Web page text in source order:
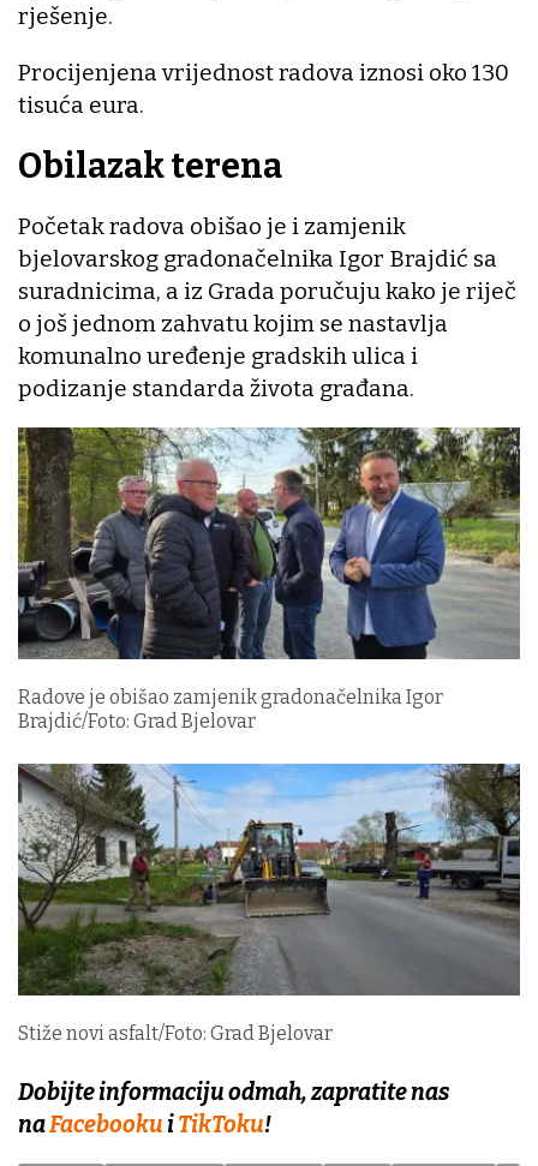
rješenje.
Procijenjena vrijednost radova iznosi oko 130
tisuća eura.
Obilazak terena
Početak radova obišao je i zamjenik
bjelovarskog gradonačelnika Igor Brajdić sa
suradnicima, a iz Grada poručuju kako je riječ
o još jednom zahvatu kojim se nastavlja
komunalno uređenje gradskih ulica i
podizanje standarda života građana.
Radove je obišao zamjenik gradonačelnika Igor
Brajdić/Foto: Grad Bjelovar
Stiže novi asfalt/Foto: Grad Bjelovar
Dobijte informaciju odmah, zapratite nas
naFacebooku iTikToku!